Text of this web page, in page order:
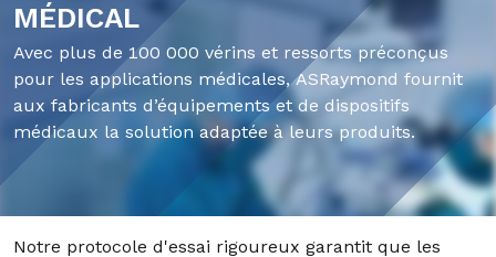
MÉDICAL
Avec plus de 100 000 vérins et ressorts préconçus
pour les applications médicales, ASRaymond fournit
aux fabricants d’équipements et de dispositifs
médicaux la solution adaptée à leurs produits.
Notre protocole d'essai rigoureux garantit que les